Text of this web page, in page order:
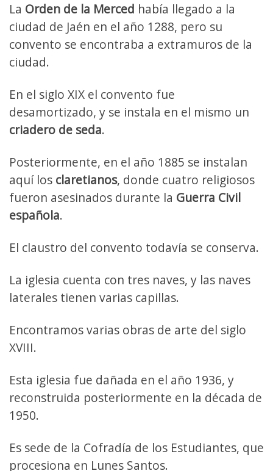
La Orden de la Merced había llegado a la
ciudad de Jaén en el año 1288, pero su
convento se encontraba a extramuros de la
ciudad.
En el siglo XIX el convento fue
desamortizado, y se instala en el mismo un
criadero de seda.
Posteriormente, en el año 1885 se instalan
aquí los claretianos, donde cuatro religiosos
fueron asesinados durante la Guerra Civil
española.
El claustro del convento todavía se conserva.
La iglesia cuenta con tres naves, y las naves
laterales tienen varias capillas.
Encontramos varias obras de arte del siglo
XVIII.
Esta iglesia fue dañada en el año 1936, y
reconstruida posteriormente en la década de
1950.
Es sede de la Cofradía de los Estudiantes, que
procesiona en Lunes Santos.